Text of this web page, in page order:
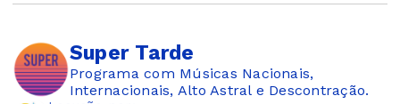
Super Tarde
Programa com Músicas Nacionais,
Internacionais, Alto Astral e Descontração.